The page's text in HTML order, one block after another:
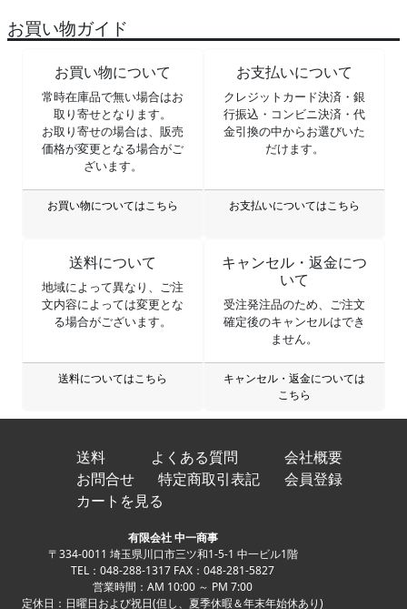
お買い物ガイド
お買い物について
常時在庫品で無い場合はお
取り寄せとなります。
お取り寄せの場合は、販売
価格が変更となる場合がご
ざいます。
お買い物についてはこちら
お支払いについて
クレジットカード決済・銀
行振込・コンビニ決済・代
金引換の中からお選びいた
だけます。
お支払いについてはこちら
送料について
地域によって異なり、ご注
文内容によっては変更とな
る場合がございます。
送料についてはこちら
キャンセル・返金につ
いて
受注発注品のため、ご注文
確定後のキャンセルはでき
ません。
キャンセル・返金については
こちら
送料 よくある質問
会社概要
お問合せ
特定商取引表記
会員登録
カートを見る
有限会社 中一商事
〒334-0011 埼玉県川口市三ツ和1-5-1 中一ビル1階
TEL：048-288-1317 FAX：048-281-5827
営業時間：AM 10:00 ～ PM 7:00
定休日：日曜日および祝日(但し、夏季休暇＆年末年始休あり)